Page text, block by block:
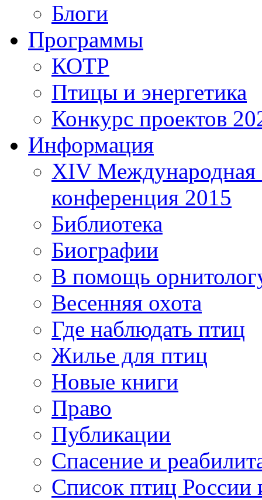
Блоги
Программы
КОТР
Птицы и энергетика
Конкурс проектов
Информация
XIV Международная
конференция 2015
Библиотека
Биографии
В помощь
Весенняя охота
Где наблюдать птиц
Жилье для птиц
Новые книги
Право
Публикации
Спасение и
Список птиц России